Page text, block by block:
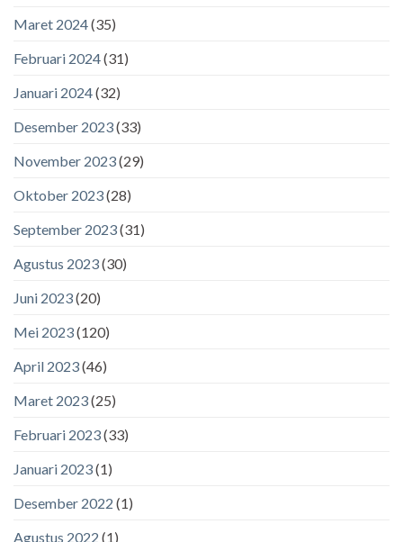
Maret 2024(35)
Februari 2024(31)
Januari 2024(32)
Desember 2023(33)
November 2023(29)
Oktober 2023(28)
September 2023(31)
Agustus 2023(30)
Juni 2023(20)
Mei 2023(120)
April 2023(46)
Maret 2023(25)
Februari 2023(33)
Januari 2023(1)
Desember 2022 (1)
Agustus 2022 (1)